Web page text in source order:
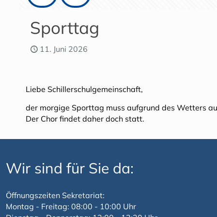
Sporttag
11. Juni 2026
Liebe Schillerschulgemeinschaft,
der morgige Sporttag muss aufgrund des Wetters
Der Chor findet daher doch statt.
Wir sind für Sie da:
Öffnungszeiten Sekretariat:
Montag - Freitag: 08:00 - 10:00 Uhr